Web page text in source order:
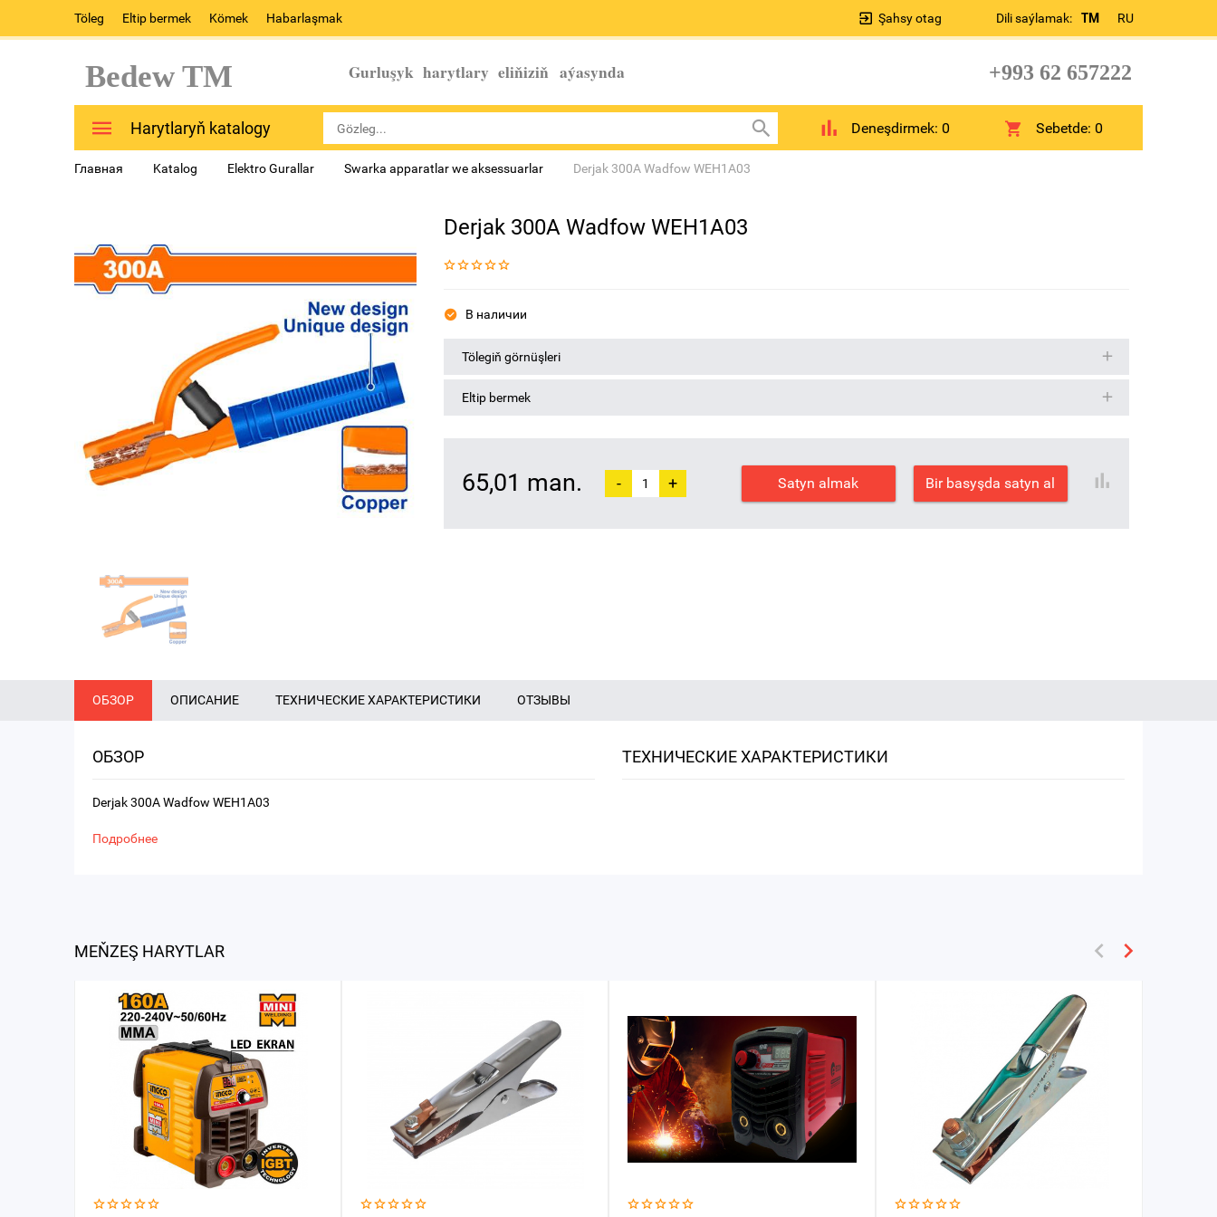
Töleg Eltip bermek Kömek Habarlaşmak Dili saýlamak: TM RU
Şahsy otag
Bedew TM Gurluşyk harytlary eliňiziň aýasynda +993 62 657222
Harytlaryň katalogy Deneşdirmek: 0 Sebetde:0
Главная Katalog Elektro Gurallar Swarka apparatlar we aksessuarlar Derjak 300A Wadfow WEH1A03
Derjak 300A Wadfow WEH1A03
В наличии
Tölegiň görnüşleri
Eltip bermek
65,01 man. - + Satyn almak Bir basyşda satyn al
ОБЗОР ОПИСАНИЕ ТЕХНИЧЕСКИЕ ХАРАКТЕРИСТИКИ ОТЗЫВЫ
ОБЗОР
Derjak 300A Wadfow WEH1A03
Подробнее
ТЕХНИЧЕСКИЕ ХАРАКТЕРИСТИКИ
MEŇZEŞ HARYTLAR